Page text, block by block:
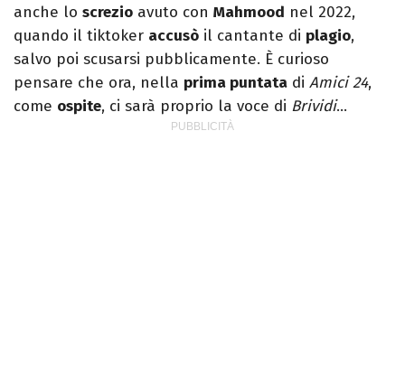
anche lo screzio avuto con Mahmood nel 2022,
quando il tiktoker accusò il cantante di plagio,
salvo poi scusarsi pubblicamente. È curioso
pensare che ora, nella prima puntata di Amici 24,
come ospite, ci sarà proprio la voce di Brividi…